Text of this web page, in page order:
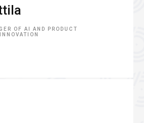
OF AI AND PRODUCT